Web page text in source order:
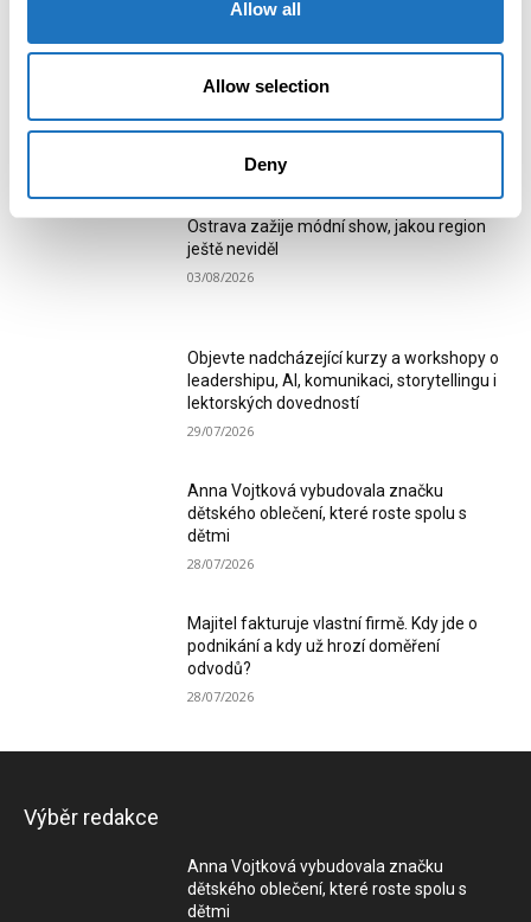
Allow all
Allow selection
Deny
Ostrava zažije módní show, jakou region
ještě neviděl
03/08/2026
Objevte nadcházející kurzy a workshopy o
leadershipu, AI, komunikaci, storytellingu i
lektorských dovedností
29/07/2026
Anna Vojtková vybudovala značku
dětského oblečení, které roste spolu s
dětmi
28/07/2026
Majitel fakturuje vlastní firmě. Kdy jde o
podnikání a kdy už hrozí doměření
odvodů?
28/07/2026
Výběr redakce
Anna Vojtková vybudovala značku
dětského oblečení, které roste spolu s
dětmi